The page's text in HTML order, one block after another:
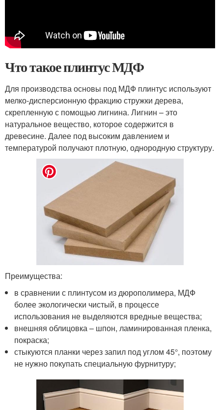
Что такое плинтус МДФ
Для производства основы под МДФ плинтус используют
мелко-дисперсионную фракцию стружки дерева,
скрепленную с помощью лигнина. Лигнин – это
натуральное вещество, которое содержится в
древесине. Далее под высоким давлением и
температурой получают плотную, однородную структуру.
Преимущества:
в сравнении с плинтусом из дюрополимера, МДФ
более экологически чистый, в процессе
использования не выделяются вредные вещества;
внешняя облицовка – шпон, ламинированная пленка,
покраска;
стыкуются планки через запил под углом 45°, поэтому
не нужно покупать специальную фурнитуру;